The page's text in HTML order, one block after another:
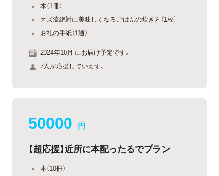
本（1冊）
オズ流絶対に美味しくなるごはんの炊き方（1枚）
お礼の手紙（1通）
2024年10月 にお届け予定です。
7人が応援しています。
50000 円
【超応援】近所に本配ったるでプラン
本（10冊）